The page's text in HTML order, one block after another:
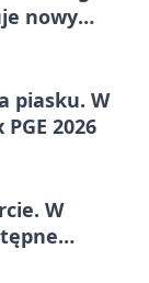
nowy
piasku. W
2026
W